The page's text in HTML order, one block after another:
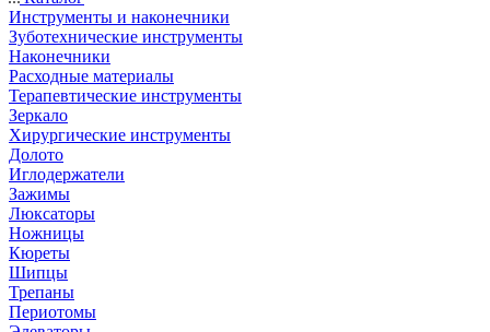
Инструменты и наконечники
Зуботехнические инструменты
Наконечники
Расходные материалы
Терапевтические инструменты
Зеркало
Хирургические инструменты
Долото
Иглодержатели
Зажимы
Люксаторы
Ножницы
Кюреты
Шипцы
Трепаны
Периотомы